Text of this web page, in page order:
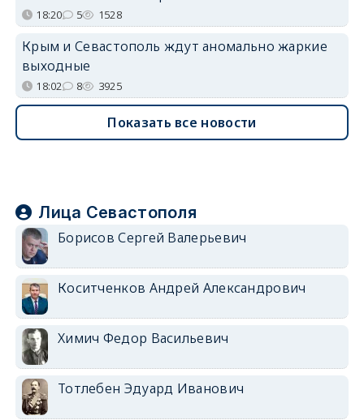
18:20 5 1528
Крым и Севастополь ждут аномально жаркие
выходные
18:02 8 3925
Показать все новости
Лица Севастополя
Борисов Сергей Валерьевич
Коситченков Андрей Александрович
Химич Федор Васильевич
Тотлебен Эдуард Иванович